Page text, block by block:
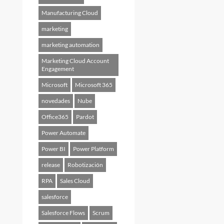
Manufacturing Cloud
marketing
marketing automation
Marketing Cloud Account
Engagement
Microsoft Microsoft 365
novedades Nube
Office365 Pardot
Power Automate
Power BI Power Platform
release Robotización
RPA Sales Cloud
salesforce
Salesforce Flows Scrum